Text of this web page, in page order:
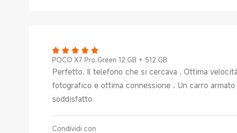
POCO X7 Pro Green 12 GB + 512 GB
Perfetto. Il telefono che si cercava . Ottima
fotografico e ottima connessione . Un carro
soddisfatto
Condividi con